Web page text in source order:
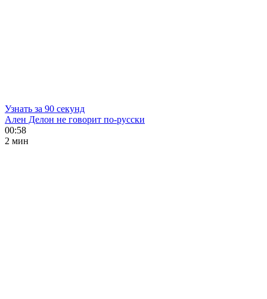
Узнать за 90 секунд
Ален Делон не говорит по-русски
00:58
2 мин